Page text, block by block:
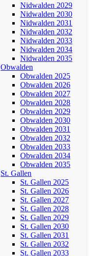
Nidwalden 2029
Nidwalden 2030
Nidwalden 2031
Nidwalden 2032
Nidwalden 2033
Nidwalden 2034
Nidwalden 2035
Obwalden
Obwalden 2025
Obwalden 2026
Obwalden 2027
Obwalden 2028
Obwalden 2029
Obwalden 2030
Obwalden 2031
Obwalden 2032
Obwalden 2033
Obwalden 2034
Obwalden 2035
St. Gallen
St. Gallen 2025
St. Gallen 2026
St. Gallen 2027
St. Gallen 2028
St. Gallen 2029
St. Gallen 2030
St. Gallen 2031
St. Gallen 2032
St. Gallen 2033